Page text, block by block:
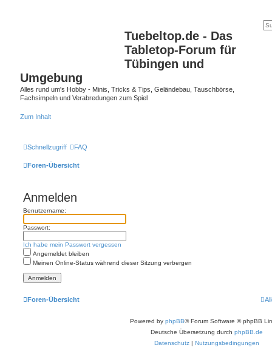
Tuebeltop.de - Das
Tabletop-Forum für
Tübingen und
Umgebung
Alles rund um's Hobby - Minis, Tricks & Tips, Geländebau, Tauschbörse,
Fachsimpeln und Verabredungen zum Spiel
Zum Inhalt
Schnellzugriff FAQ
Foren-Übersicht
Anmelden
Benutzername:
Passwort:
Ich habe mein Passwort vergessen
Angemeldet bleiben
Meinen Online-Status während dieser Sitzung verbergen
Foren-Übersicht
Powered by phpBB® Forum Software © phpBB
Deutsche Übersetzung durch phpBB.de
Datenschutz | Nutzungsbedingungen